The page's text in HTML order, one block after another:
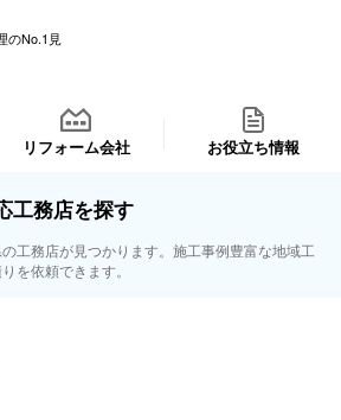
のNo.1見
リフォーム会社 お役立ち情報
工務店を探す
工務店が見つかります。施工事例豊富な地域工
を依頼できます。